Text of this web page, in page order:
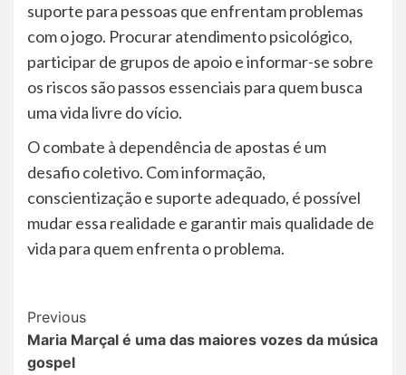
suporte para pessoas que enfrentam problemas
com o jogo. Procurar atendimento psicológico,
participar de grupos de apoio e informar-se sobre
os riscos são passos essenciais para quem busca
uma vida livre do vício.
O combate à dependência de apostas é um
desafio coletivo. Com informação,
conscientização e suporte adequado, é possível
mudar essa realidade e garantir mais qualidade de
vida para quem enfrenta o problema.
Post
Navigation
Previous
Maria Marçal é uma das maiores vozes da música
gospel